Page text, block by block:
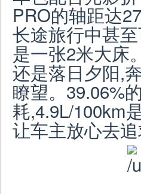
PRO的轴距达
长途旅行中甚
是一张2米大床
还是落日夕阳,
瞭望。39.06%
耗,4.9L/100km
让车主放心去追